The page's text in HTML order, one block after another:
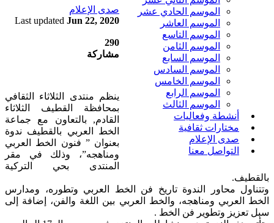
الموسم الحادي عشر
الموسم العاشر
الموسم التاسع
الموسم الثامن
الموسم السابع
الموسم السادس
الموسم الخامس
الموسم الرابع
الموسم الثالث
أنشطة وفعاليات
مختارات ثقافية
صدى الإعلام
التواصل معنا
صدى الإعلام
Last updated Jun 22, 2020
290
مشاركة
ينظم منتدى الثلاثاء الثقافي
بمحافظة القطيف الثلاثاء
القادم, بالتعاون مع جماعة
الخط العربي بالقطيف ندوة
بعنوان ” فنون الخط العربي
ومناهجه”، وذلك في مقر
المنتدى بحي التركية
بالقطيف.
وتتناول محاور الندوة تاريخ فن الخط العربي وتطوره، ومدارس
الخط العربي ومناهجه، والخط العربي بين اللغة والفن، إضافة إلى
سبل تعزيز وتطوير فن الخط .